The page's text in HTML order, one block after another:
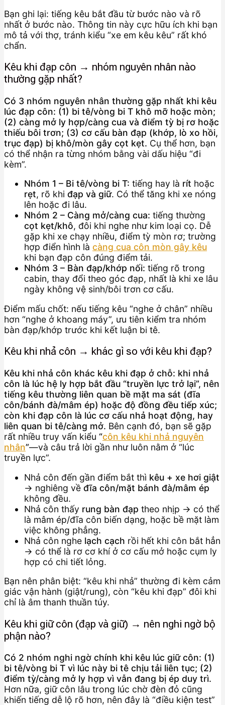
Bạn ghi lại: tiếng kêu bắt đầu từ bước nào và rõ
nhất ở bước nào. Thông tin này cực hữu ích khi bạn
mô tả với thợ, tránh kiểu “xe em kêu kêu” rất khó
chẩn.
Kêu khi đạp côn → nhóm nguyên nhân nào
thường gặp nhất?
Có 3 nhóm nguyên nhân thường gặp nhất khi kêu
lúc đạp côn: (1) bi tê/vòng bi T khô mỡ hoặc mòn;
(2) càng mở ly hợp/càng cua và điểm tỳ bị rơ hoặc
thiếu bôi trơn; (3) cơ cấu bàn đạp (khớp, lò xo hồi,
trục đạp) bị khô/mòn gây cọt kẹt. Cụ thể hơn, bạn
có thể nhận ra từng nhóm bằng vài dấu hiệu “đi
kèm”.
Nhóm 1 – Bi tê/vòng bi T: tiếng hay là rít hoặc
rẹt, rõ khi đạp và giữ. Có thể tăng khi xe nóng
lên hoặc đi lâu.
Nhóm 2 – Càng mở/càng cua: tiếng thường
cọt kẹt/khô, đôi khi nghe như kim loại cọ. Dễ
gặp khi xe chạy nhiều, điểm tỳ mòn rơ; trường
hợp điển hình là càng cua côn mòn gây kêu
khi bạn đạp côn đúng điểm tải.
Nhóm 3 – Bàn đạp/khớp nối: tiếng rõ trong
cabin, thay đổi theo góc đạp, nhất là khi xe lâu
ngày không vệ sinh/bôi trơn cơ cấu.
Điểm mấu chốt: nếu tiếng kêu “nghe ở chân” nhiều
hơn “nghe ở khoang máy”, ưu tiên kiểm tra nhóm
bàn đạp/khớp trước khi kết luận bi tê.
Kêu khi nhả côn → khác gì so với kêu khi đạp?
Kêu khi nhả côn khác kêu khi đạp ở chỗ: khi nhả
côn là lúc hệ ly hợp bắt đầu “truyền lực trở lại”, nên
tiếng kêu thường liên quan bề mặt ma sát (đĩa
côn/bánh đà/mâm ép) hoặc độ đồng đều tiếp xúc;
còn khi đạp côn là lúc cơ cấu nhả hoạt động, hay
liên quan bi tê/càng mở. Bên cạnh đó, bạn sẽ gặp
rất nhiều truy vấn kiểu “côn kêu khi nhả nguyên
nhân”—và câu trả lời gần như luôn nằm ở “lúc
truyền lực”.
Nhả côn đến gần điểm bắt thì kêu + xe hơi giật
→ nghiêng về đĩa côn/mặt bánh đà/mâm ép
không đều.
Nhả côn thấy rung bàn đạp theo nhịp → có thể
là mâm ép/đĩa côn biến dạng, hoặc bề mặt làm
việc không phẳng.
Nhả côn nghe lạch cạch rồi hết khi côn bắt hẳn
→ có thể là rơ cơ khí ở cơ cấu mở hoặc cụm ly
hợp có chi tiết lỏng.
Bạn nên phân biệt: “kêu khi nhả” thường đi kèm cảm
giác vận hành (giật/rung), còn “kêu khi đạp” đôi khi
chỉ là âm thanh thuần túy.
Kêu khi giữ côn (đạp và giữ) → nên nghi ngờ bộ
phận nào?
Có 2 nhóm nghi ngờ chính khi kêu lúc giữ côn: (1)
bi tê/vòng bi T vì lúc này bi tê chịu tải liên tục; (2)
điểm tỳ/càng mở ly hợp vì vẫn đang bị ép duy trì.
Hơn nữa, giữ côn lâu trong lúc chờ đèn đỏ cũng
khiến tiếng dễ lộ rõ hơn, nên đây là “điều kiện test”